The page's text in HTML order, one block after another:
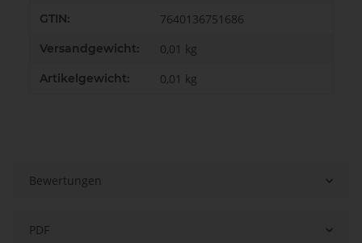
GTIN: 7640136751686
Versandgewicht: 0,01 kg
Artikelgewicht: 0,01 kg
Bewertungen
PDF